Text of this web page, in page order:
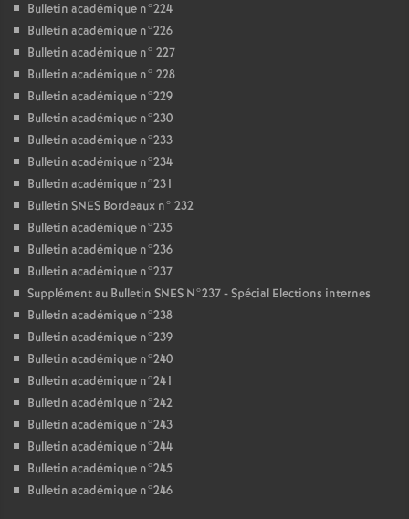
Bulletin académique n°224
Bulletin académique n°226
Bulletin académique n° 227
Bulletin académique n° 228
Bulletin académique n°229
Bulletin académique n°230
Bulletin académique n°233
Bulletin académique n°234
Bulletin académique n°231
Bulletin SNES Bordeaux n° 232
Bulletin académique n°235
Bulletin académique n°236
Bulletin académique n°237
Supplément au Bulletin SNES N°237 - Spécial Elections internes
Bulletin académique n°238
Bulletin académique n°239
Bulletin académique n°240
Bulletin académique n°241
Bulletin académique n°242
Bulletin académique n°243
Bulletin académique n°244
Bulletin académique n°245
Bulletin académique n°246